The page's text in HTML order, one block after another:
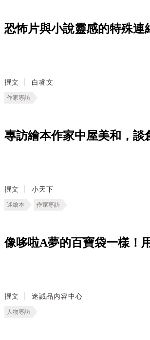
恐怖片與小說靈感的特殊
撰文 白睿文
作家專訪
專訪繪本作家中屋美和，談
撰文 小天下
迷繪本 作家專訪
像哆啦A夢的百寶袋一樣！
撰文 迷誠品內容中心
人物專訪